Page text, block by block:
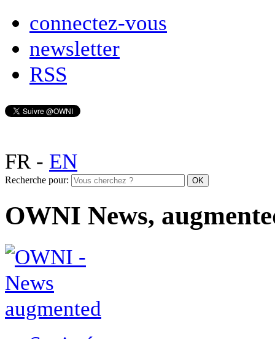
connectez-vous
newsletter
RSS
FR- EN
Recherche pour:
OWNI News,